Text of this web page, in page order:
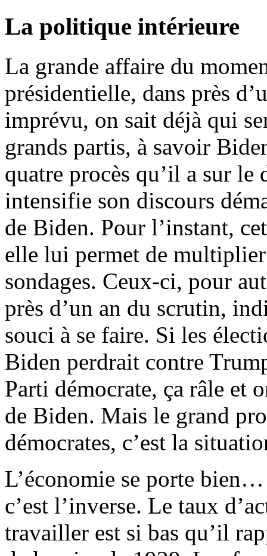
La politique intérieure
La grande affaire du
présidentielle, dans près
imprévu, on sait déjà qui
grands partis, à savoir
quatre procès qu’il a sur
intensifie son discours
de Biden. Pour l’instant,
elle lui permet de
sondages. Ceux-ci, pour
près d’un an du scrutin,
souci à se faire. Si les
Biden perdrait contre
Parti démocrate, ça râle et
de Biden. Mais le grand
démocrates, c’est la
L’économie se porte
c’est l’inverse. Le taux
travailler est si bas qu’il